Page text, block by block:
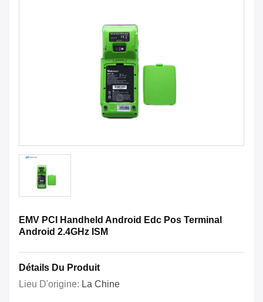
EMV PCI Handheld Android Edc Pos Terminal
Android 2.4GHz ISM
Détails Du Produit
Lieu D'origine: La Chine